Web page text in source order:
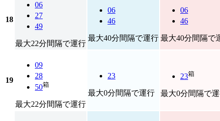
18
06
27
49
最大22分間隔で運行
06
46
最大40分間隔で運行
06
46
最大40分間隔で
19
09
28
50箱
最大22分間隔で運行
23
最大0分間隔で運行
23箱
最大0分間隔で